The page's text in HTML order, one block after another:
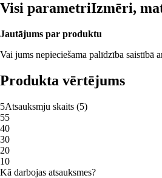
Visi parametriIzmēri,
Jautājums par produktu
Vai jums nepieciešama palīdzība saistībā
Produkta vērtējums
5Atsauksmju skaits (5)
55
40
30
20
10
Kā darbojas atsauksmes?